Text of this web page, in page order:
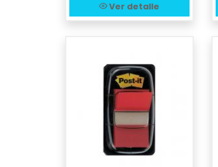
Ver detalle